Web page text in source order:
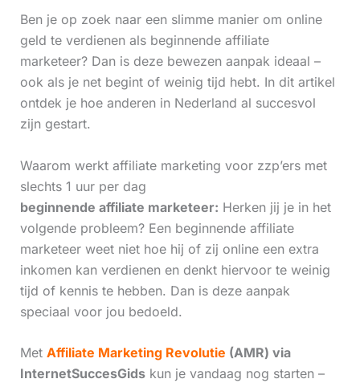
Ben je op zoek naar een slimme manier om online
geld te verdienen als beginnende affiliate
marketeer? Dan is deze bewezen aanpak ideaal –
ook als je net begint of weinig tijd hebt. In dit artikel
ontdek je hoe anderen in Nederland al succesvol
zijn gestart.
Waarom werkt affiliate marketing voor zzp’ers met
slechts 1 uur per dag
beginnende affiliate marketeer: Herken jij je in het
volgende probleem? Een beginnende affiliate
marketeer weet niet hoe hij of zij online een extra
inkomen kan verdienen en denkt hiervoor te weinig
tijd of kennis te hebben. Dan is deze aanpak
speciaal voor jou bedoeld.
Met Affiliate Marketing Revolutie (AMR) via
InternetSuccesGidskun je vandaag nog starten –